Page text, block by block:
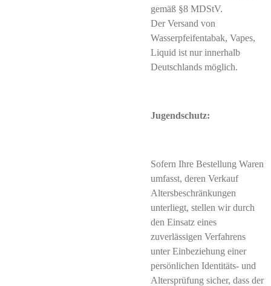
gemäß §8 MDStV.
Der Versand von
Wasserpfeifentabak, Vapes,
Liquid ist nur innerhalb
Deutschlands möglich.
Jugendschutz:
Sofern Ihre Bestellung Waren
umfasst, deren Verkauf
Altersbeschränkungen
unterliegt, stellen wir durch
den Einsatz eines
zuverlässigen Verfahrens
unter Einbeziehung einer
persönlichen Identitäts- und
Altersprüfung sicher, dass der